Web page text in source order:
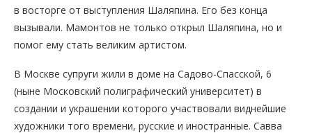
в восторге от выступления Шаляпина. Его без конца
вызывали. Мамонтов не только открыл Шаляпина, но и
помог ему стать великим артистом.
В Москве супруги жили в доме на Садово-Спасской, 6
(ныне Московский полиграфический университет) в
создании и украшении которого участвовали виднейшие
художники того времени, русские и иностранные. Савва